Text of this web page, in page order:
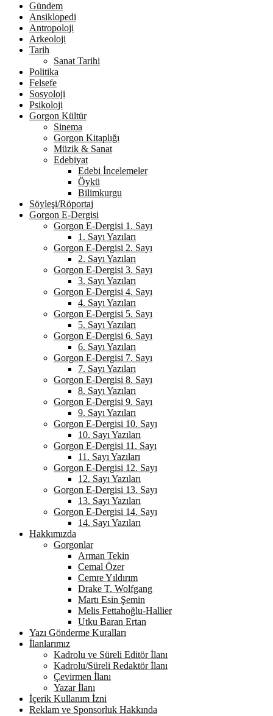
Gündem
Ansiklopedi
Antropoloji
Arkeoloji
Tarih
Sanat Tarihi
Politika
Felsefe
Sosyoloji
Psikoloji
Gorgon Kültür
Sinema
Gorgon Kitaplığı
Müzik & Sanat
Edebiyat
Edebi İncelemeler
Öykü
Bilimkurgu
Söyleşi/Röportaj
Gorgon E-Dergisi
Gorgon E-Dergisi 1. Sayı
1. Sayı Yazıları
Gorgon E-Dergisi 2. Sayı
2. Sayı Yazıları
Gorgon E-Dergisi 3. Sayı
3. Sayı Yazıları
Gorgon E-Dergisi 4. Sayı
4. Sayı Yazıları
Gorgon E-Dergisi 5. Sayı
5. Sayı Yazıları
Gorgon E-Dergisi 6. Sayı
6. Sayı Yazıları
Gorgon E-Dergisi 7. Sayı
7. Sayı Yazıları
Gorgon E-Dergisi 8. Sayı
8. Sayı Yazıları
Gorgon E-Dergisi 9. Sayı
9. Sayı Yazıları
Gorgon E-Dergisi 10. Sayı
10. Sayı Yazıları
Gorgon E-Dergisi 11. Sayı
11. Sayı Yazıları
Gorgon E-Dergisi 12. Sayı
12. Sayı Yazıları
Gorgon E-Dergisi 13. Sayı
13. Sayı Yazıları
Gorgon E-Dergisi 14. Sayı
14. Sayı Yazıları
Hakkımızda
Gorgonlar
Arman Tekin
Cemal Özer
Cemre Yıldırım
Drake T. Wolfgang
Martı Esin Şemin
Melis Fettahoğlu-Hallier
Utku Baran Ertan
Yazı Gönderme Kuralları
İlanlarımız
Kadrolu ve Süreli Editör İlanı
Kadrolu/Süreli Redaktör İlanı
Çevirmen İlanı
Yazar İlanı
İçerik Kullanım İzni
Reklam ve Sponsorluk Hakkında